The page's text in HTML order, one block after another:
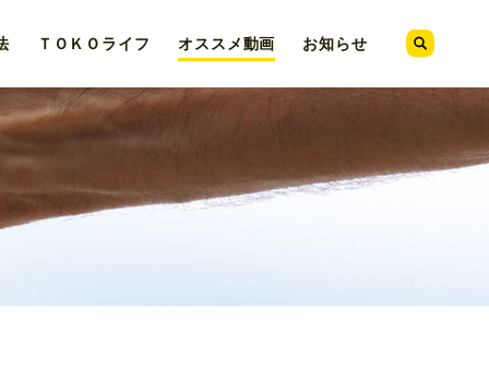
ＴＯＫＯ ライフ オススメ動画 お知らせ